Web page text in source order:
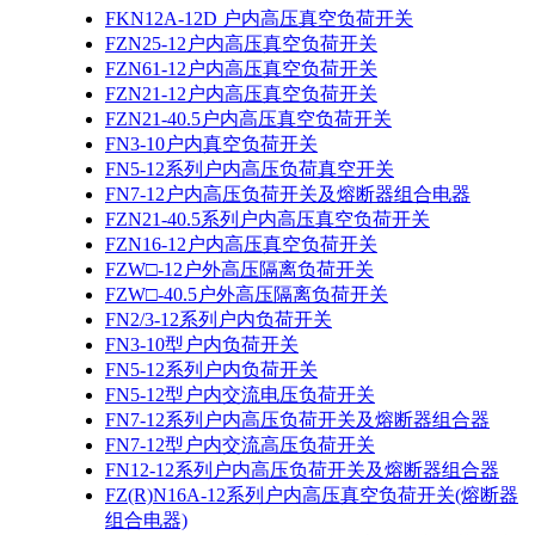
FKN12A-12D 户内高压真空负荷开关
FZN25-12户内高压真空负荷开关
FZN61-12户内高压真空负荷开关
FZN21-12户内高压真空负荷开关
FZN21-40.5户内高压真空负荷开关
FN3-10户内真空负荷开关
FN5-12系列户内高压负荷真空开关
FN7-12户内高压负荷开关及熔断器组合电器
FZN21-40.5系列户内高压真空负荷开关
FZN16-12户内高压真空负荷开关
FZW□-12户外高压隔离负荷开关
FZW□-40.5户外高压隔离负荷开关
FN2/3-12系列户内负荷开关
FN3-10型户内负荷开关
FN5-12系列户内负荷开关
FN5-12型户内交流电压负荷开关
FN7-12系列户内高压负荷开关及熔断器组合器
FN7-12型户内交流高压负荷开关
FN12-12系列户内高压负荷开关及熔断器组合器
FZ(R)N16A-12系列户内高压真空负荷开关(熔断器
组合电器)